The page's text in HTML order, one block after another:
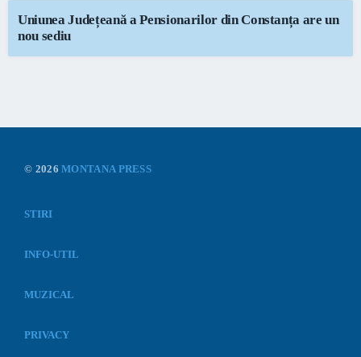
Uniunea Județeană a Pensionarilor din Constanța are un
nou sediu
© 2026MONTANA PRESS
STIRI
INFO-UTIL
MUZICAL
PRIVACY